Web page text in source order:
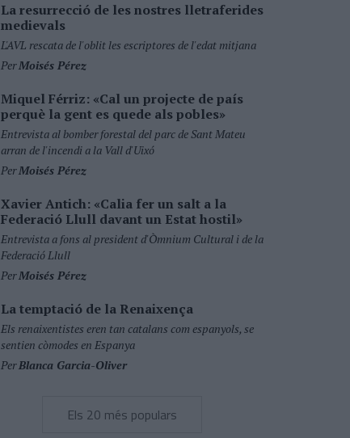
La resurrecció de les nostres lletraferides
medievals
L'AVL rescata de l'oblit les escriptores de l'edat mitjana
PerMoisés Pérez
Miquel Férriz: «Cal un projecte de país
perquè la gent es quede als pobles»
Entrevista al bomber forestal del parc de Sant Mateu
arran de l'incendi a la Vall d'Uixó
PerMoisés Pérez
Xavier Antich: «Calia fer un salt a la
Federació Llull davant un Estat hostil»
Entrevista a fons al president d'Òmnium Cultural i de la
Federació Llull
PerMoisés Pérez
La temptació de la Renaixença
Els renaixentistes eren tan catalans com espanyols, se
sentien còmodes en Espanya
PerBlanca Garcia-Oliver
Els 20 més populars